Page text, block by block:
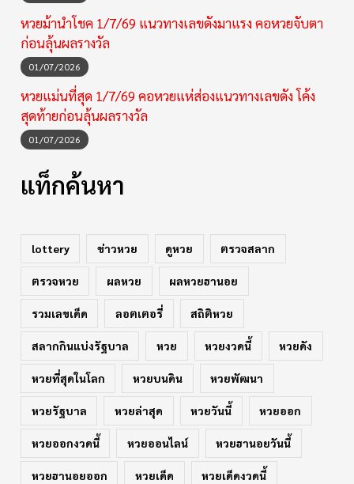
หวยม้านำโชค 1/7/69 แนวทางเลขดังมาแรง คอหวยจับตา
ก่อนลุ้นผลรางวัล
01/07/2026
หวยแม่นที่สุด 1/7/69 คอหวยแห่ส่องแนวทางเลขดัง โค้ง
สุดท้ายก่อนลุ้นผลรางวัล
01/07/2026
แท็กค้นหา
lottery ข่าวหวย ดูหวย ตรวจสลาก
ตรวจหวย ผลหวย ผลหวยฮานอย
รวมเลขเด็ด ลอตเตอรี่ สถิติหวย
สลากกินแบ่งรัฐบาล หวย หวยงวดนี้ หวยดัง
หวยที่สุดในโลก หวยบนดิน หวยพัฒนา
หวยรัฐบาล หวยล่าสุด หวยวันนี้ หวยออก
หวยออกงวดนี้ หวยออนไลน์ หวยฮานอยวันนี้
หวยฮานอยออก หวยเด็ด หวยเด็ดงวดนี้